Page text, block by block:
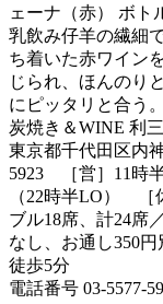
ェーナ（赤） ボト
乳飲み仔羊の繊細
ち着いた赤ワイン
じられ、ほんのり
にピッタリと合う。
炭焼き＆WINE 利
東京都千代田区内
5923 ［営］11時
（22時半LO）
ブル18席、計24席
なし、お通し350
徒歩5分
電話番号 03-5577-